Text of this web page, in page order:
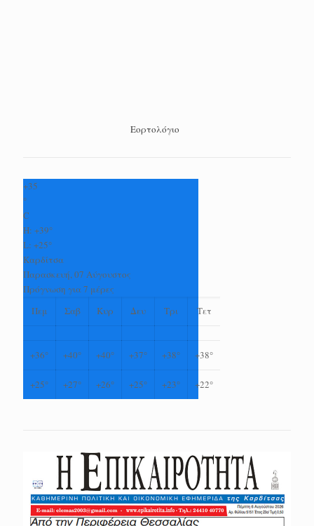
Εορτολόγιο
+35
°
C
H: +39°
L: +25°
Καρδίτσα
Παρασκευή, 07 Αύγουστος
Πρόγνωση για 7 μέρες
Πεμ
Σαβ Κυρ Δευ Τρι Τετ
+36° +40° +40° +37° +38° +38°
+25° +27° +26° +25° +23° +22°